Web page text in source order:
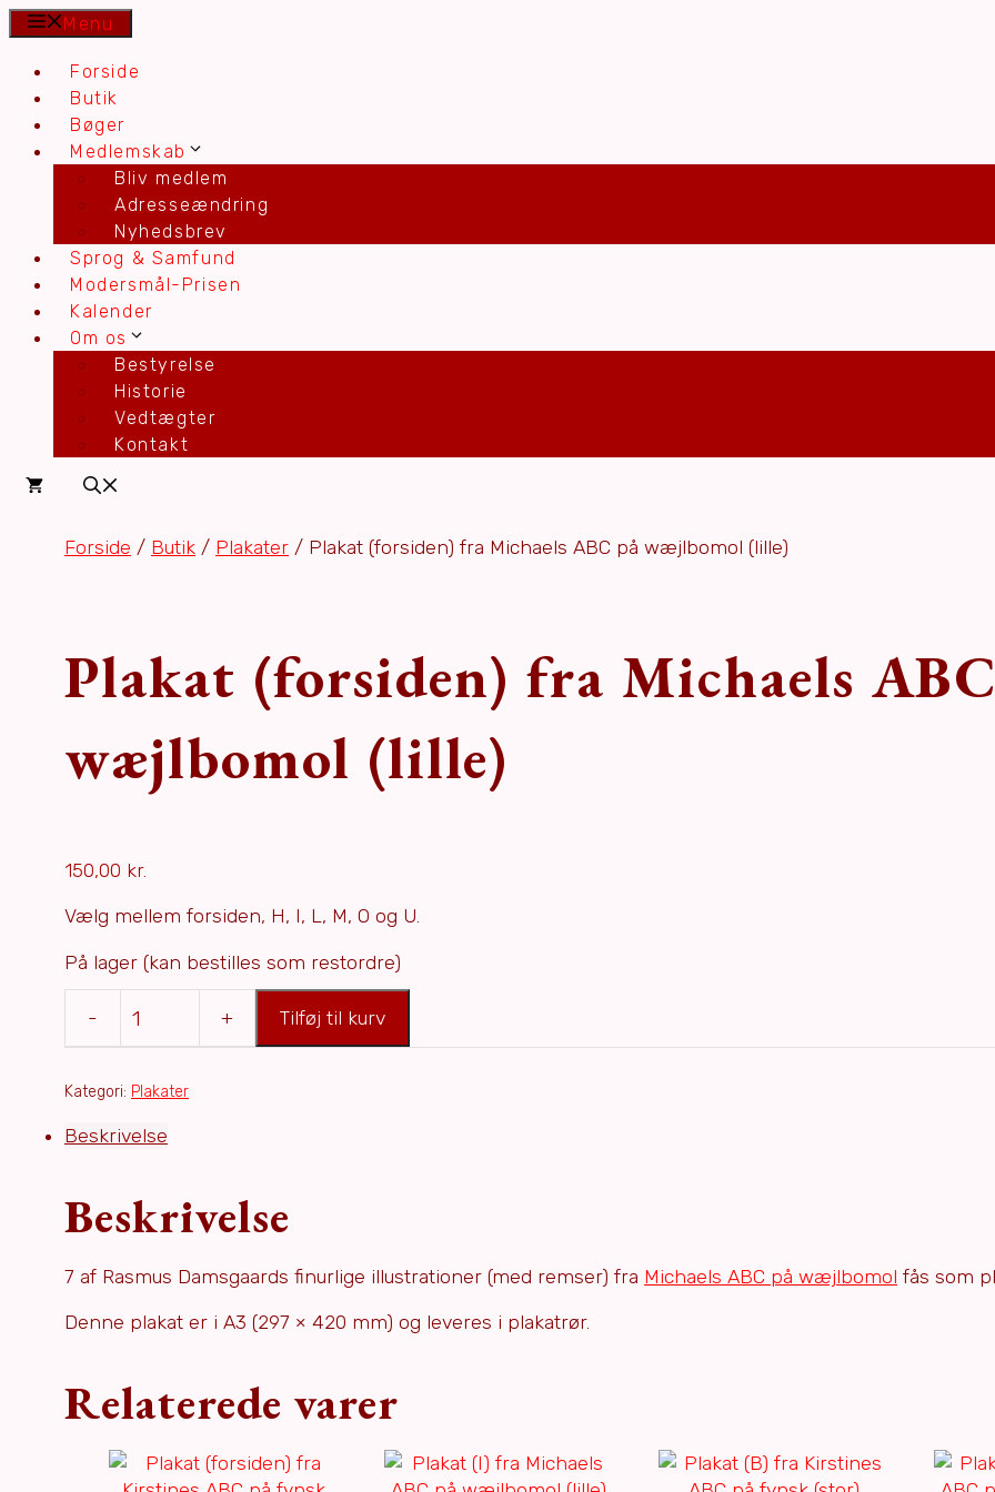
Hop
indhold
Menu
Forside
Butik
Bøger
Medlemskab
Bliv medlem
Adresseændring
Nyhedsbrev
Sprog & Samfund
Modersmål-Prisen
Kalender
Om os
Bestyrelse
Historie
Vedtægter
Kontakt
Forside / Butik / Plakater / Plakat (forsiden) fra Michaels ABC på wæjlbomol (lille)
Plakat (forsiden) fra Michaels
wæjlbomol (lille)
150,00 kr.
Vælg mellem forsiden, H, I, L, M, O og U.
På lager (kan bestilles som restordre)
fra
ABC
(lille)
Tilføj til kurv
Kategori: Plakater
Beskrivelse
Beskrivelse
7 af Rasmus Damsgaards finurlige illustrationer (med remser) fra Michaels ABC på wæjlbomol fås som
Denne plakat er i A3 (297 × 420 mm) og leveres i plakatrør.
Relaterede varer